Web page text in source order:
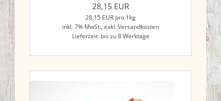
28,15 EUR
28,15 EUR pro 1kg
inkl. 7% MwSt., exkl. Versandkosten
Lieferzeit: bis zu 8 Werktage